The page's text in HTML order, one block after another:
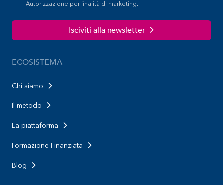
Autorizzazione per finalità di marketing.
Isciviti alla newsletter
ECOSISTEMA
Chi siamo
Il metodo
La piattaforma
Formazione Finanziata
Blog